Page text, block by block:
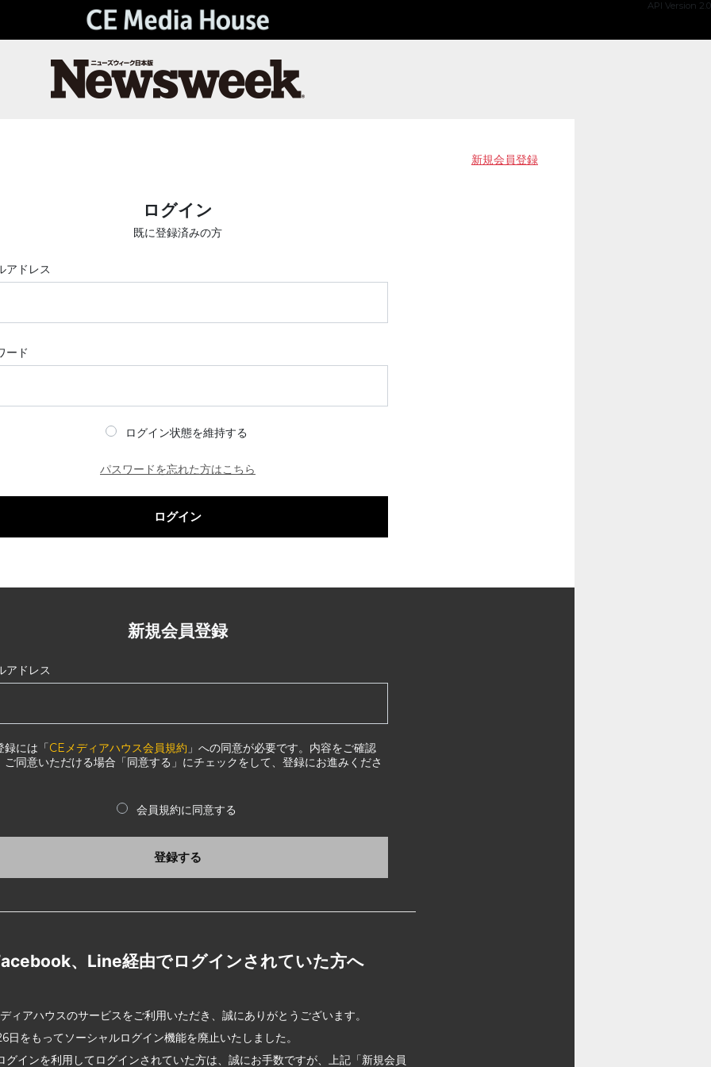
API Version 2.0
新規会員登録
ログイン
既に登録済みの方
アドレス
ード
ログイン状態を維持する
パスワードを忘れた方はこちら
ログイン
新規会員登録
アドレス
録には「CEメディアハウス会員規約 」への同意が必要です。内容をご確認
ご同意いただける場合「同意する」にチェックをして、登録にお進みくださ
会員規約に同意する
登録する
、Line経由でログインされていた方へ
ィアハウスのサービスをご利用いただき、誠にありがとうございます。
日をもってソーシャルログイン機能を廃止いたしました。
グインを利用してログインされていた方は、誠にお手数ですが、上記「新規会員